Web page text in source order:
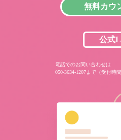
無料カウ
公式
電話でのお問い合わせは
050-3634-1207まで（受付時